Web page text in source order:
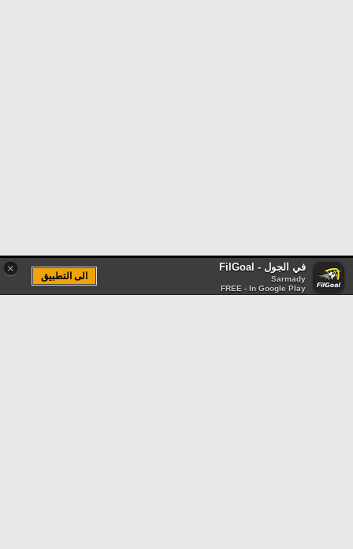
× في الجول - FilGoal
Sarmady
FREE - In Google Play
الى التطبيق